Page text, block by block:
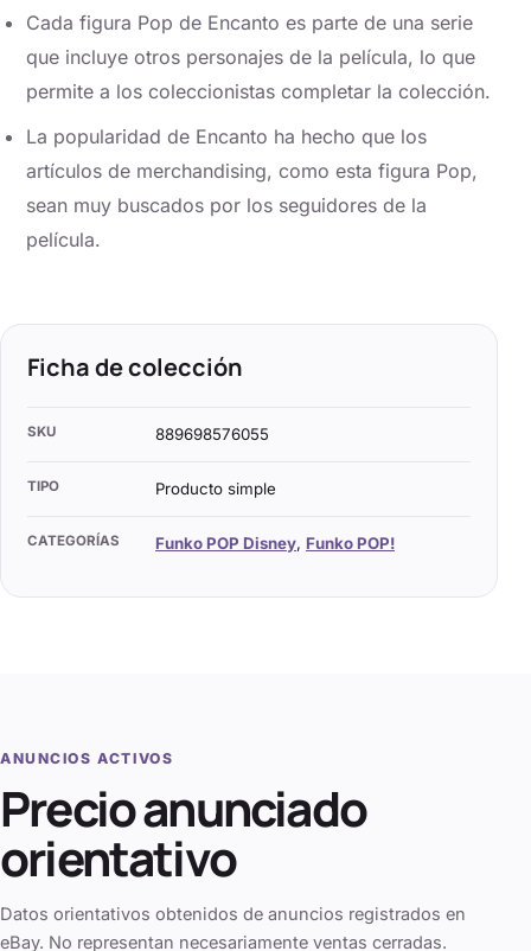
Cada figura Pop de Encanto es parte de una serie
que incluye otros personajes de la película, lo que
permite a los coleccionistas completar la colección.
La popularidad de Encanto ha hecho que los
artículos de merchandising, como esta figura Pop,
sean muy buscados por los seguidores de la
película.
Ficha de colección
SKU 889698576055
TIPO Producto simple
CATEGORÍAS Funko POP Disney, Funko POP!
ANUNCIOS ACTIVOS
Precio anunciado
orientativo
Datos orientativos obtenidos de anuncios registrados en
eBay. No representan necesariamente ventas cerradas.